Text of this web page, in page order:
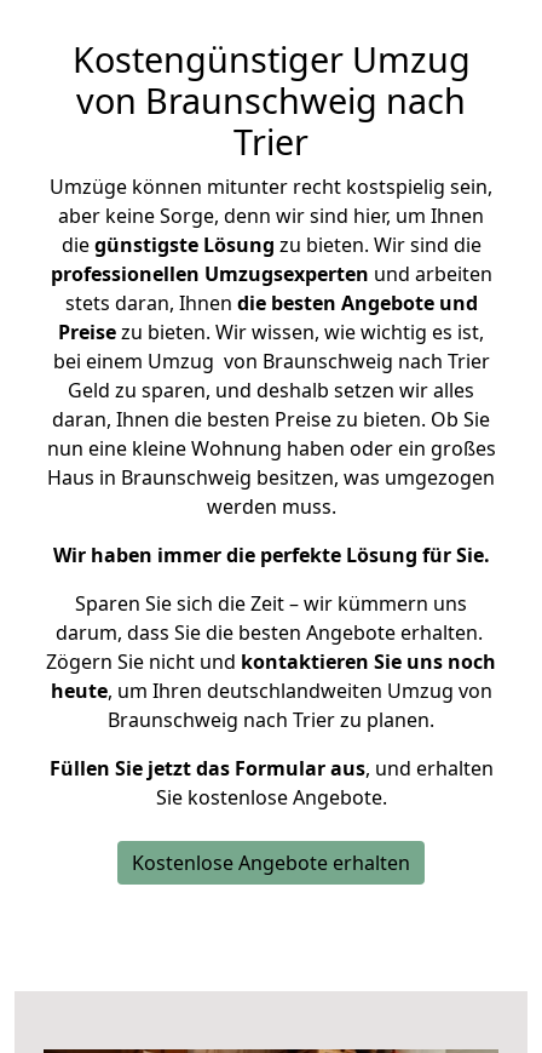
Kostengünstiger Umzug
von Braunschweig nach
Trier
Umzüge können mitunter recht kostspielig sein,
aber keine Sorge, denn wir sind hier, um Ihnen
diegünstigste Lösung zu bieten. Wir sind die
professionellen Umzugsexperten und arbeiten
stets daran, Ihnen die besten Angebote und
Preisezu bieten. Wir wissen, wie wichtig es ist,
bei einem Umzug von Braunschweig nach Trier
Geld zu sparen, und deshalb setzen wir alles
daran, Ihnen die besten Preise zu bieten. Ob Sie
nun eine kleine Wohnung haben oder ein großes
Haus in Braunschweig besitzen, was umgezogen
werden muss.
Wir haben immer die perfekte Lösung für Sie.
Sparen Sie sich die Zeit – wir kümmern uns
darum, dass Sie die besten Angebote erhalten.
Zögern Sie nicht und kontaktieren Sie uns noch
heute, um Ihren deutschlandweiten Umzug von
Braunschweig nach Trier zu planen.
Füllen Sie jetzt das Formular aus, und erhalten
Sie kostenlose Angebote.
Kostenlose Angebote erhalten